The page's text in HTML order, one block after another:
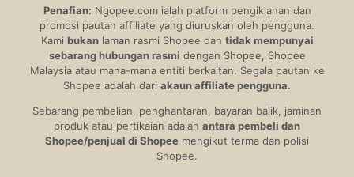
Penafian: Ngopee.com ialah platform pengiklanan dan
promosi pautan affiliate yang diuruskan oleh pengguna.
Kami bukanlaman rasmi Shopee dan tidak mempunyai
sebarang hubungan rasmi dengan Shopee, Shopee
Malaysia atau mana-mana entiti berkaitan. Segala pautan ke
Shopee adalah dari akaun affiliate pengguna.
Sebarang pembelian, penghantaran, bayaran balik, jaminan
produk atau pertikaian adalah antara pembeli dan
Shopee/penjual di Shopee mengikut terma dan polisi
Shopee.